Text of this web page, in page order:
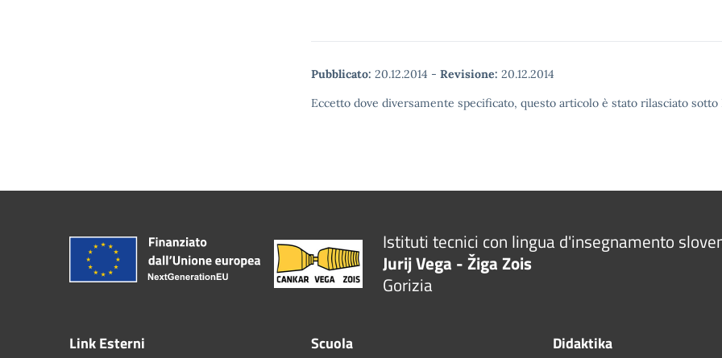
Pubblicato: 20.12.2014 - Revisione: 20.12.2014
Eccetto dove diversamente specificato, questo articolo è stato rilasciato
Istituti tecnici con lingua d'insegnamento
Jurij Vega - Žiga Zois
Gorizia
Link Esterni Scuola Didaktika